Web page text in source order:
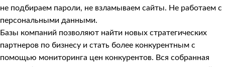
не подбираем пароли, не взламываем сайты. Не работаем с
персональными данными.
Базы компаний позволяют найти новых стратегических
партнеров по бизнесу и стать более конкурентным с
помощью мониторинга цен конкурентов. Вся собранная